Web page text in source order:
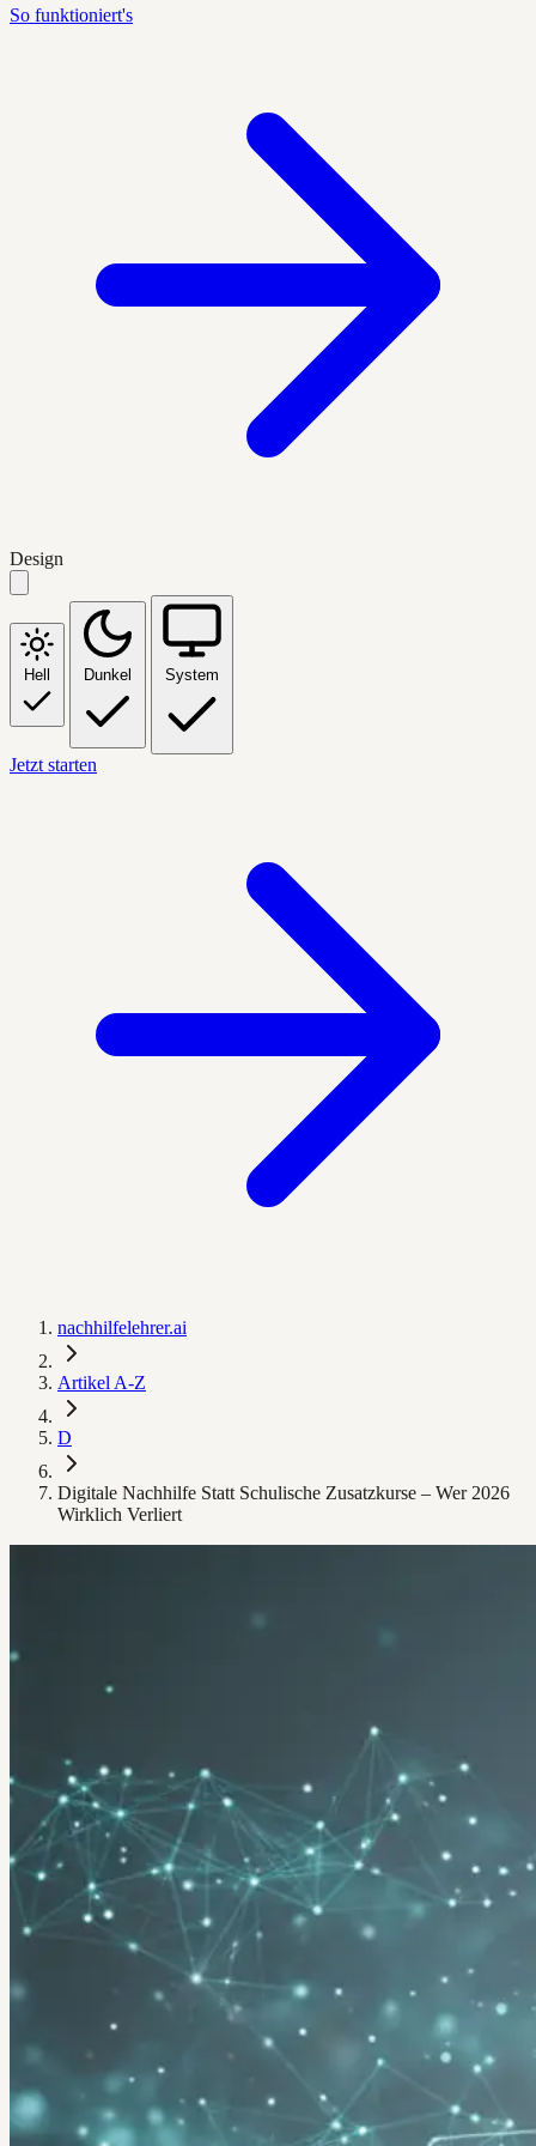
So funktioniert's
Design
Hell Dunkel System
Jetzt starten
nachhilfelehrer.ai
Artikel A-Z
D
Digitale Nachhilfe Statt Schulische Zusatzkurse – Wer 2026
Wirklich Verliert